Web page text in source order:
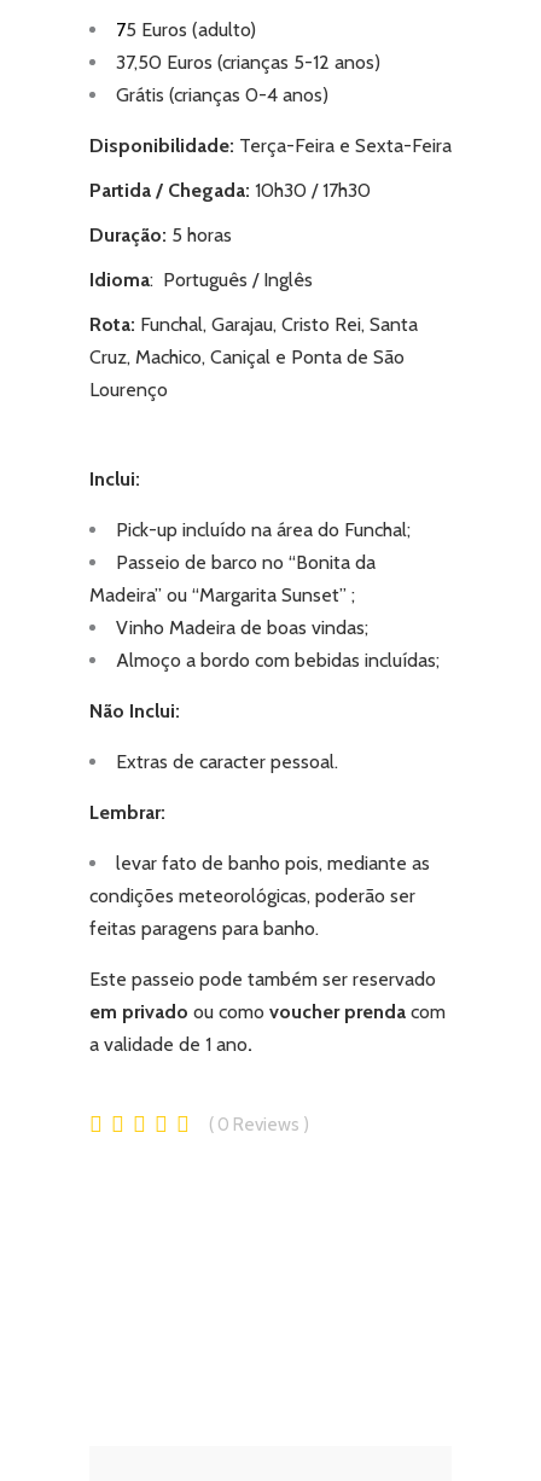
75 Euros (adulto)
37,50 Euros (crianças 5-12 anos)
Grátis (crianças 0-4 anos)
Disponibilidade: Terça-Feira e Sexta-Feira
Partida / Chegada: 10h30 / 17h30
Duração: 5 horas
Idioma: Português / Inglês
Rota: Funchal, Garajau, Cristo Rei, Santa
Cruz, Machico, Caniçal e Ponta de São
Lourenço
Inclui:
Pick-up incluído na área do Funchal;
Passeio de barco no “Bonita da
Madeira” ou “Margarita Sunset” ;
Vinho Madeira de boas vindas;
Almoço a bordo com bebidas incluídas;
Não Inclui:
Extras de caracter pessoal.
Lembrar:
levar fato de banho pois, mediante as
condições meteorológicas, poderão ser
feitas paragens para banho.
Este passeio pode também ser reservado
em privado ou como voucher prenda com
a validade de 1 ano.
0 Reviews